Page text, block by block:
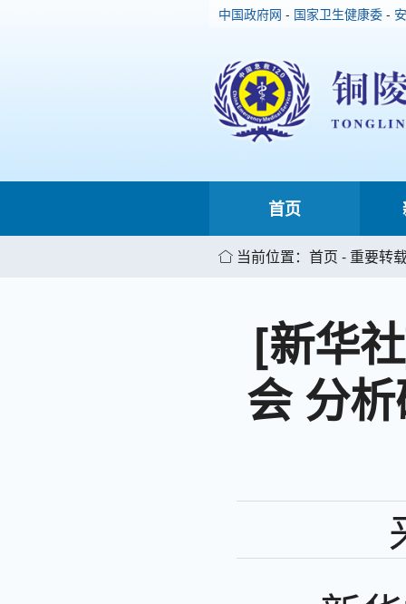
中国政府网 - 国家卫生健康委 -
首页
当前位置：首页 - 重要转
[新华
会 分